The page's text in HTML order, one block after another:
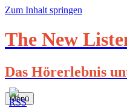
Zum Inhalt springen
The New
Das Hörerlebnis
Menü